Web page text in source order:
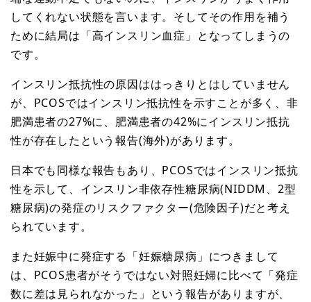
してくれない状態を言います。そしてその作用を補う
ために結局は「高インスリン血症」となってしまうの
です。
インスリン抵抗性の原因ははっきりとはしていません
が、PCOSではインスリン抵抗性を示すことが多く、非
肥満患者の27%に、肥満患者の42%にインスリン抵抗
性が存在したという報告(海外)があります。
日本でも同様な報告もあり、PCOSではインスリン抵抗
性を示して、インスリン非依存性糖尿病(NIDDM、2型
糖尿病)の発症のリスクファクター(危険因子)だと考え
られています。
また妊娠中に発症する「妊娠糖尿病」につきまして
は、PCOS患者がそうではない対照妊婦に比べて「発症
数に差は見られなかった」という報告がありますが、